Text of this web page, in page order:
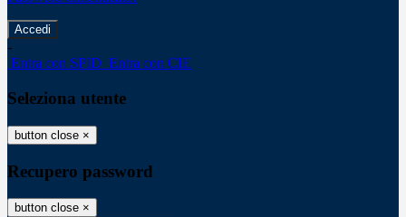
-
Entra con SPID Entra con CIE
Seleziona utente
button close ×
Recupero password
button close ×